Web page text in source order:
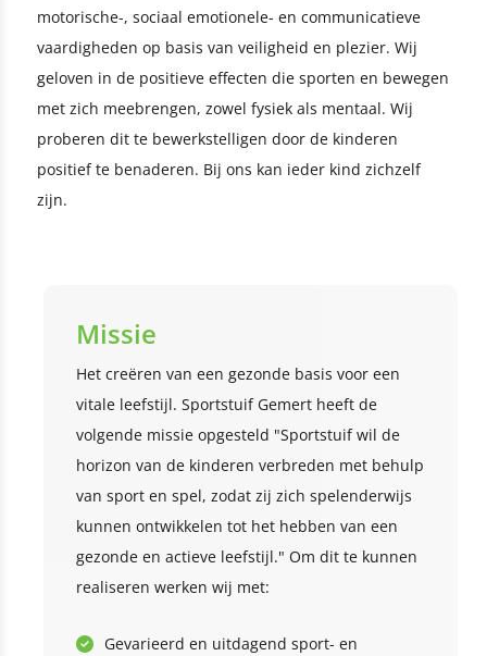
motorische-, sociaal emotionele- en communicatieve
vaardigheden op basis van veiligheid en plezier. Wij
geloven in de positieve effecten die sporten en bewegen
met zich meebrengen, zowel fysiek als mentaal. Wij
proberen dit te bewerkstelligen door de kinderen
positief te benaderen. Bij ons kan ieder kind zichzelf
zijn.
Missie
Het creëren van een gezonde basis voor een
vitale leefstijl. Sportstuif Gemert heeft de
volgende missie opgesteld "Sportstuif wil de
horizon van de kinderen verbreden met behulp
van sport en spel, zodat zij zich spelenderwijs
kunnen ontwikkelen tot het hebben van een
gezonde en actieve leefstijl." Om dit te kunnen
realiseren werken wij met:
Gevarieerd en uitdagend sport- en